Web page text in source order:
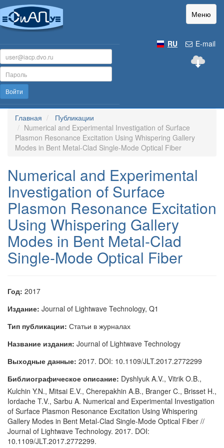
Меню
E-mail
RU
Войти
Главная
Публикации
Numerical and Experimental Investigation of Surface
Plasmon Resonance Excitation Using Whispering Gallery
Modes in Bent Metal-Clad Single-Mode Optical Fiber
Numerical and Experimental
Investigation of Surface
Plasmon Resonance Excitation
Using Whispering Gallery
Modes in Bent Metal-Clad
Single-Mode Optical Fiber
Год: 2017
Издание: Journal of Lightwave Technology, Q1
Тип публикации: Статьи в журналах
Название издания: Journal of Lightwave Technology
Выходные данные: 2017. DOI: 10.1109/JLT.2017.2772299
Библиографическое описание: Dyshlyuk A.V., Vitrik O.B.,
Kulchin Y.N., Mitsai E.V., Cherepakhin A.B., Branger C., Brisset H.,
Iordache T.V., Sarbu A. Numerical and Experimental Investigation
of Surface Plasmon Resonance Excitation Using Whispering
Gallery Modes in Bent Metal-Clad Single-Mode Optical Fiber //
Journal of Lightwave Technology. 2017. DOI:
10.1109/JLT.2017.2772299.